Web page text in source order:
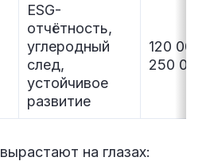
ESG-
отчётность,
углеродный
след,
устойчивое
развитие
120 000–
250 000
на глазах: